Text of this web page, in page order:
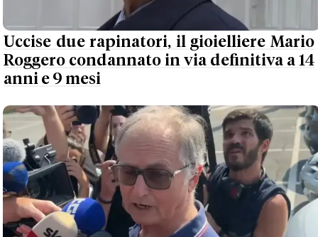
Uccise due rapinatori, il gioielliere Mario
Roggero condannato in via definitiva a 14
anni e 9 mesi